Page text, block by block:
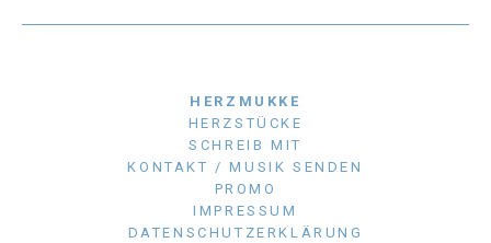
HERZMUKKE
HERZSTÜCKE
SCHREIB MIT
KONTAKT / MUSIK SENDEN
PROMO
IMPRESSUM
DATENSCHUTZERKLÄRUNG